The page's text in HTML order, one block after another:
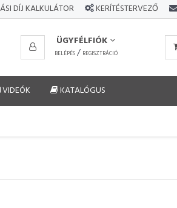
DÍJ KALKULÁTOR KERÍTÉSTERVEZŐ
ÜGYFÉLFIÓK
BELÉPÉS/ REGISZTRÁCIÓ
VIDEÓK KATALÓGUS